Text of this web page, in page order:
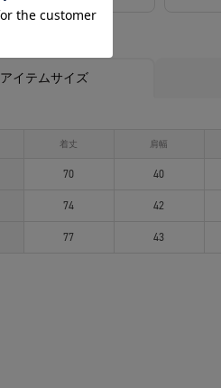
アイテムサイズ
着丈 肩幅
70 40
74 42
77 43